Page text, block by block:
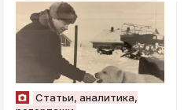
Статьи, аналитика,